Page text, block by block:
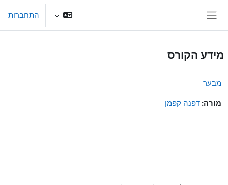
התחברות
מידע הקורס
מבער
מורה: דפנה קפמן